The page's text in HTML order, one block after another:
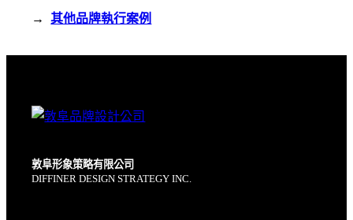
→其他品牌執行案例
敦阜形象策略有限公司
DIFFINER DESIGN STRATEGY INC.